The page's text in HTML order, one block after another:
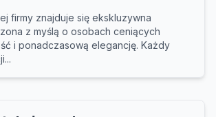
firmy znajduje się ekskluzywna
z myślą o osobach ceniących
i ponadczasową elegancję. Każdy